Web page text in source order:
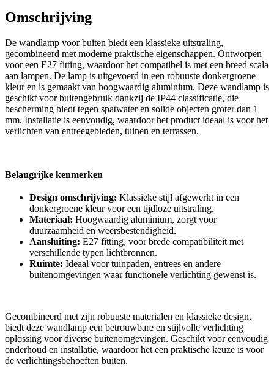
Omschrijving
De wandlamp voor buiten biedt een klassieke uitstraling,
gecombineerd met moderne praktische eigenschappen. Ontworpen
voor een E27 fitting, waardoor het compatibel is met een breed scala
aan lampen. De lamp is uitgevoerd in een robuuste donkergroene
kleur en is gemaakt van hoogwaardig aluminium. Deze wandlamp is
geschikt voor buitengebruik dankzij de IP44 classificatie, die
bescherming biedt tegen spatwater en solide objecten groter dan 1
mm. Installatie is eenvoudig, waardoor het product ideaal is voor het
verlichten van entreegebieden, tuinen en terrassen.
Belangrijke kenmerken
Design omschrijving: Klassieke stijl afgewerkt in een
donkergroene kleur voor een tijdloze uitstraling.
Materiaal: Hoogwaardig aluminium, zorgt voor
duurzaamheid en weersbestendigheid.
Aansluiting: E27 fitting, voor brede compatibiliteit met
verschillende typen lichtbronnen.
Ruimte: Ideaal voor tuinpaden, entrees en andere
buitenomgevingen waar functionele verlichting gewenst is.
Gecombineerd met zijn robuuste materialen en klassieke design,
biedt deze wandlamp een betrouwbare en stijlvolle verlichting
oplossing voor diverse buitenomgevingen. Geschikt voor eenvoudig
onderhoud en installatie, waardoor het een praktische keuze is voor
de verlichtingsbehoeften buiten.